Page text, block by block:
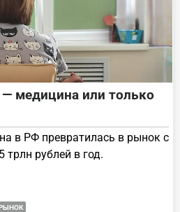
медицина или только
в РФ превратилась в рынок с
рублей в год.